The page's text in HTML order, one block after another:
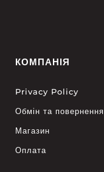
КОМПАНІЯ
Privacy Policy
Обмін та повернення
Магазин
Оплата